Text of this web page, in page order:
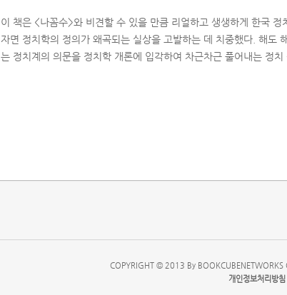
이 책은 <나꼼수>와 비견할 수 있을 만큼 리얼하고 생생하게 한국
자면 정치학의 정의가 왜곡되는 실상을 고발하는 데 치중했다. 해도
는 정치계의 의문을 정치학 개론에 입각하여 차근차근 풀어내는 정
COPYRIGHT © 2013 By BOOKCUBENETWORKS
개인정보처리방침